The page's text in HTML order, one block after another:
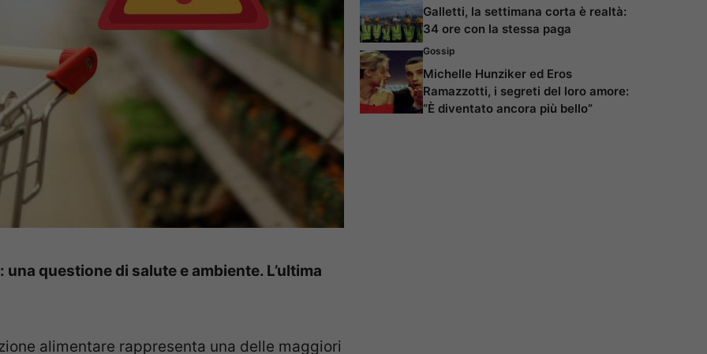
questione di salute e ambiente. L’ultima
alimentare rappresenta una delle maggiori
Galletti, la settimana corta è realtà:
34 ore con la stessa paga
Gossip
Michelle Hunziker ed Eros
Ramazzotti, i segreti del loro amore:
“È diventato ancora più bello”